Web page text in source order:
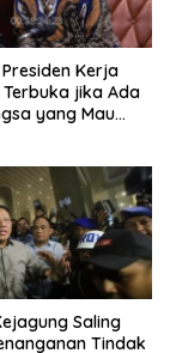
Kerja
jika Ada
yang Mau
Saling
Tindak